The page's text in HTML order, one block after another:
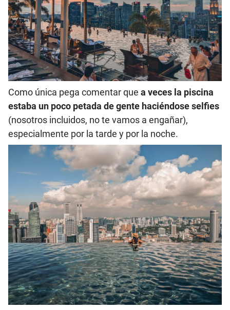
Como única pega comentar que a veces la piscina
estaba un poco petada de gente haciéndose selfies
(nosotros incluidos, no te vamos a engañar),
especialmente por la tarde y por la noche.